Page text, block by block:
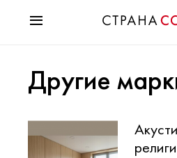
Мода
Звезды
Психология
Другие